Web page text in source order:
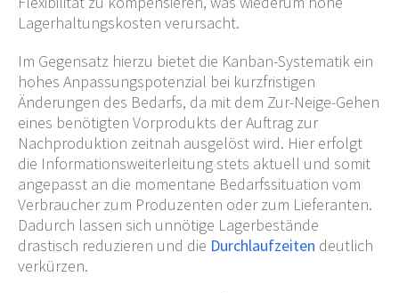
Lagerhaltungskosten verursacht.
Im Gegensatz hierzu bietet die Kanban-Systematik ein
hohes Anpassungspotenzial bei kurzfristigen
Änderungen des Bedarfs, da mit dem Zur-Neige-Gehen
eines benötigten Vorprodukts der Auftrag zur
Nachproduktion zeitnah ausgelöst wird. Hier erfolgt
die Informationsweiterleitung stets aktuell und somit
angepasst an die momentane Bedarfssituation vom
Verbraucher zum Produzenten oder zum Lieferanten.
Dadurch lassen sich unnötige Lagerbestände
drastisch reduzieren und die Durchlaufzeiten deutlich
verkürzen.